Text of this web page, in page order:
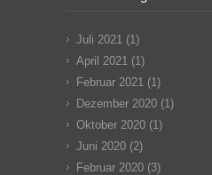
Juli 2021 (1)
April 2021 (1)
Februar 2021 (1)
Dezember 2020 (1)
Oktober 2020 (1)
Juni 2020 (2)
Februar 2020 (3)